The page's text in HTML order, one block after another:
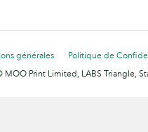
générales
Politique de
MOO Print Limited, LABS Triangle,